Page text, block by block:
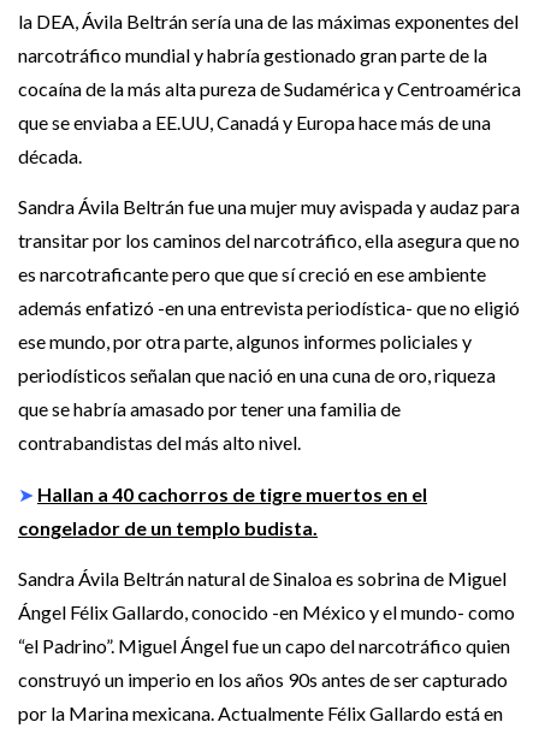
la DEA, Ávila Beltrán sería una de las máximas exponentes del
narcotráfico mundial y habría gestionado gran parte de la
cocaína de la más alta pureza de Sudamérica y Centroamérica
que se enviaba a EE.UU, Canadá y Europa hace más de una
década.
Sandra Ávila Beltrán fue una mujer muy avispada y audaz para
transitar por los caminos del narcotráfico, ella asegura que no
es narcotraficante pero que que sí creció en ese ambiente
además enfatizó -en una entrevista periodística- que no eligió
ese mundo, por otra parte, algunos informes policiales y
periodísticos señalan que nació en una cuna de oro, riqueza
que se habría amasado por tener una familia de
contrabandistas del más alto nivel.
➤ Hallan a 40 cachorros de tigre muertos en el
congelador de un templo budista.
Sandra Ávila Beltrán natural de Sinaloa es sobrina de Miguel
Ángel Félix Gallardo, conocido -en México y el mundo- como
“el Padrino”. Miguel Ángel fue un capo del narcotráfico quien
construyó un imperio en los años 90s antes de ser capturado
por la Marina mexicana. Actualmente Félix Gallardo está en